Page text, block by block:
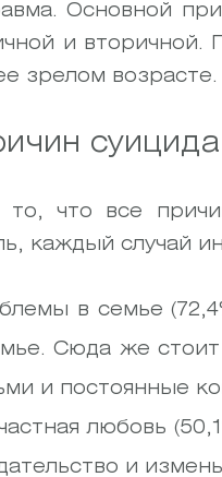
Основной
и вторичной.
зрелом возрасте.
суицида
то, что все
каждый случай
в семье
Сюда же
и постоянные
любовь
и